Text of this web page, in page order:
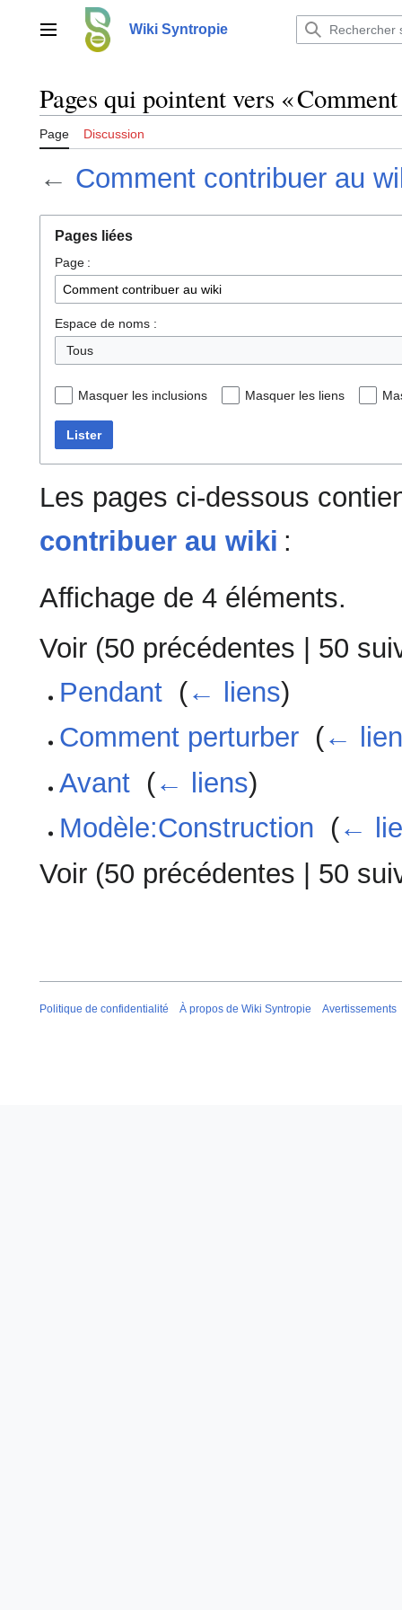
contenuMenu principalWiki Syntropie
Pages qui pointent vers «
Page Discussion
← Comment contribuer au
Pages liées
Page :
Espace de noms :
Tous
Masquer les inclusions Masquer les liens
Lister
Les pages ci-dessous
contribuer au wiki :
Affichage de 4 éléments.
Voir (50 précédentes
50
Pendant (← liens)
Comment perturber (←
Avant (← liens)
Modèle:Construction (←
Voir (50 précédentes | 50
Politique de confidentialité À propos de Wiki Syntropie Avertissements